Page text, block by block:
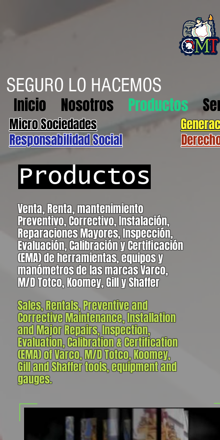
SEGURO LO HACEMOS
Inicio Nosotros Productos
Micro Sociedades
Responsabilidad Social
Productos
Venta, Renta, mantenimiento
Preventivo, Correctivo, Instalación,
Reparaciones Mayores, Inspección,
Evaluación, Calibración y Certificación
(EMA) de herramientas, equipos y
manómetros de las marcas Varco,
M/D Totco, Koomey, Gill y Shaffer
Sales, Rentals, Preventive and
Corrective Maintenance, Installation
and Major Repairs, Inspection,
Evaluation, Calibration & Certification
(EMA) of Varco, M/D Totco, Koomey,
Gill and Shaffer tools, equipment and
gauges.